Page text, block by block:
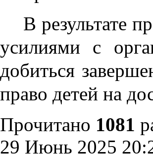
В результате
усилиями с
добиться
право детей на
Прочитано 1081
29 Июнь 2025